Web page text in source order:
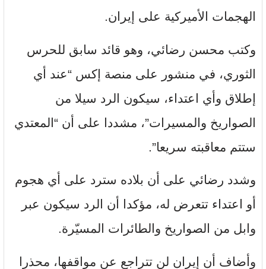
الهجمات الأميركية على إيران.
وكتب محسن رضائي، وهو قائد سابق للحرس
الثوري، في منشور على منصة إكس “عند أي
إطلاق وأي اعتداء، سيكون الرد سيلا من
الصواريخ والمسيرات”، مشددا على أن “المعتدي
ستتم معاقبته سريعا”.
وشدد رضائي على أن بلاده سترد على أي هجوم
أو اعتداء تتعرض له، مؤكدا أن الرد سيكون عبر
وابل من الصواريخ والطائرات المسيّرة.
وأضاف أن إيران لن تتراجع عن مواقفها، محذرا